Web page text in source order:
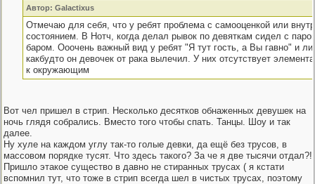
Автор: Galactixus
Отмечаю для себя, что у ребят проблема с самооценкой или
состоянием. В Нотч, когда делал рывок по девяткам сидел с
баром. Ооочень важный вид у ребят "Я тут гость, а Вы гавно" и
какбудто он девочек от рака вылечил. У них отсутствует
к окружающим
Вот чел пришел в стрип. Несколько десятков обнаженных девушек на
ночь глядя собрались. Вместо того чтобы спать. Танцы. Шоу и так
далее.
Ну хуле на каждом углу так-то голые девки, да ещё без трусов, в
массовом порядке тусят. Что здесь такого? За че я две тысячи отдал?!
Пришло этакое существо в давно не стиранных трусах ( я кстати
вспомнил тут, что тоже в стрип всегда шел в чистых трусах, поэтому